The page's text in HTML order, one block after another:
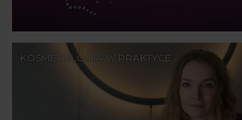
KOSMETOLOGIA W PRAKTYCE